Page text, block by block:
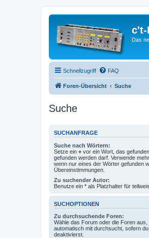
c't-
Das
Schnellzugriff FAQ
Foren-Übersicht Suche
Suche
SUCHANFRAGE
Suche nach Wörtern:
Setze ein + vor ein Wort, das
gefunden werden darf. Verwende
wenn nur eines der Wörter gefunden
Übereinstimmungen.
Zu suchender Autor:
Benutze ein * als Platzhalter für
SUCHOPTIONEN
Zu durchsuchende Foren:
Wähle das Forum oder die Foren
automatisch mit durchsucht, sofern
deaktivierst.